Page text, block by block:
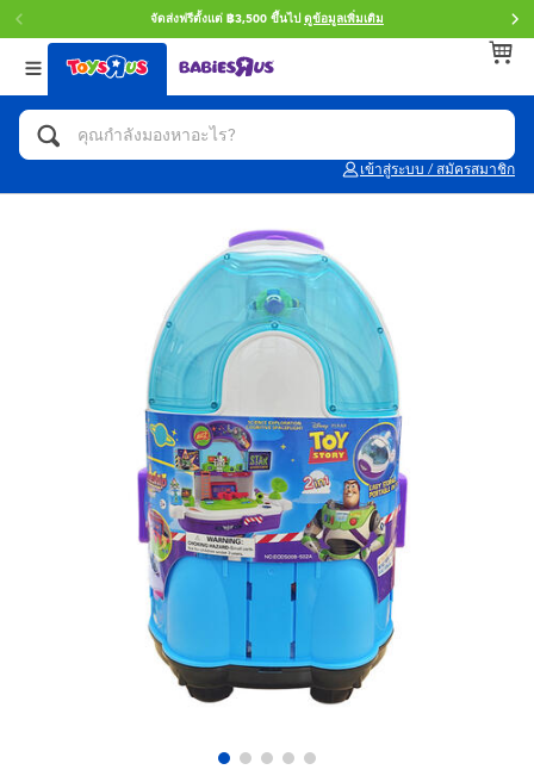
จัดส่งฟรีตั้งแต่ ฿3,500 ขึ้นไป ดูข้อมูลเพิ่มเติม
เข้าสู่ระบบ / สมัครสมาชิก
กลับ
หมวดหมู่
แอคชั่นฟิกเกอร์ และการสวมบทบาทเป็นฮีโร่
ตัวต่อและ LEGO
รถของเล่น, รถบรรทุกของเล่น, รถไฟของเล่น
และรีโมทบังคับ
กิจกรรมและงานคราฟท์
ตุ๊กตาและของสะสม
อุปกรณ์อิเล็คทรอนิกส์
เกมและพัซเซิล
ของเล่นเพื่อการเรียนรู้
กิจกรรมกลางแจ้งและกีฬา
กลับ
แบรนด์
Toy Story ทอย สตอรี่
LEGOเลโก้
Blokees บล็อคคีส์
Zuru ซูรู
playpop
Barbie บาร์บี้
กลับ
Age
0~2 ปี
12~14 ปี